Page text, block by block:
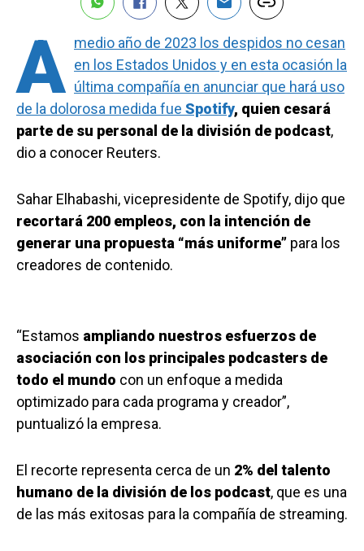
A medio año de 2023 los despidos no cesan
en los Estados Unidos y en esta ocasión la
última compañía en anunciar que hará uso
de la dolorosa medida fue Spotify, quien cesará
parte de su personal de la división de podcast,
dio a conocer Reuters.
Sahar Elhabashi, vicepresidente de Spotify, dijo que
recortará 200 empleos, con la intención de
generar una propuesta “más uniforme” para los
creadores de contenido.
“Estamos ampliando nuestros esfuerzos de
asociación con los principales podcasters de
todo el mundo con un enfoque a medida
optimizado para cada programa y creador”,
puntualizó la empresa.
El recorte representa cerca de un 2% del talento
humano de la división de los podcast, que es una
de las más exitosas para la compañía de streaming.